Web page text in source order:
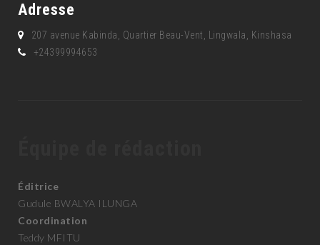
Adresse
207 avenue Kabinda, Quartier Beau-Vent, Lingwala, Kinshasa
+24399994653
Éditrice
Gudule BWALYA ILUNGA
Coordination
Teddy MFITU